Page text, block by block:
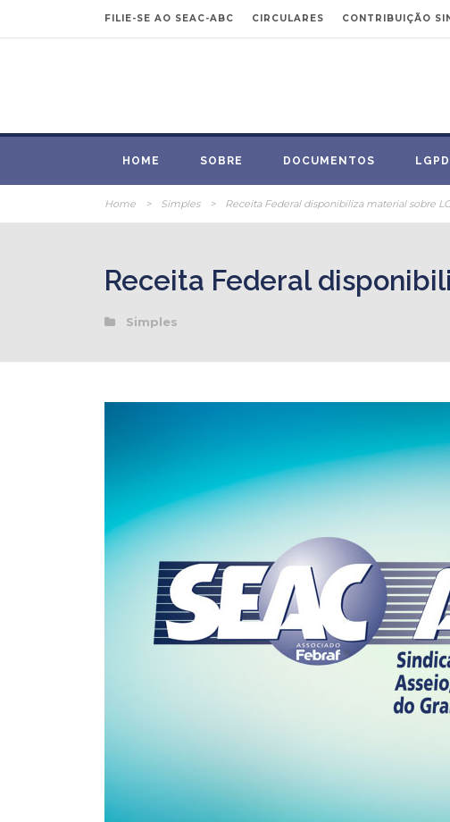
FILIE-SE AO SEAC-ABC CIRCULARES CONTRIBUIÇÃO
HOME SOBRE DOCUMENTOS LGPD
Home > Simples > Receita Federal disponibiliza material sobre LC
Receita Federal
Simples